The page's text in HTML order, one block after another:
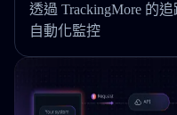
透過 TrackingMore 的
自動化監控